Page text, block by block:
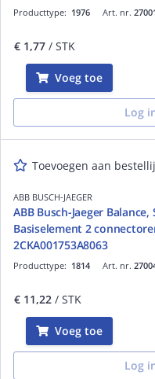
Art. nr.
Producttype: 1976
€ 1,77 / STK
Voeg toe
Log
Toevoegen aan
ABB BUSCH-JAEGER
ABB Busch-Jaeger
Basiselement 2
2CKA001753A8063
Art. nr.
Producttype: 1814
€ 11,22 / STK
Voeg toe
Log